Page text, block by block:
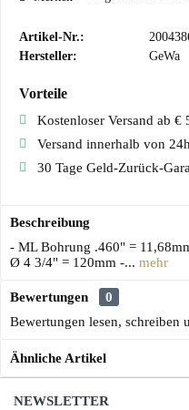
Artikel-Nr.:
Hersteller:
GeWa
Vorteile
Kostenloser Versand ab €
Versand innerhalb von
30 Tage Geld-Zurück-
Beschreibung
- ML Bohrung .460" =
Ø 4 3/4" = 120mm -... mehr
Bewertungen
0
Bewertungen lesen, schreiben
Ähnliche Artikel
NEWSLETTER